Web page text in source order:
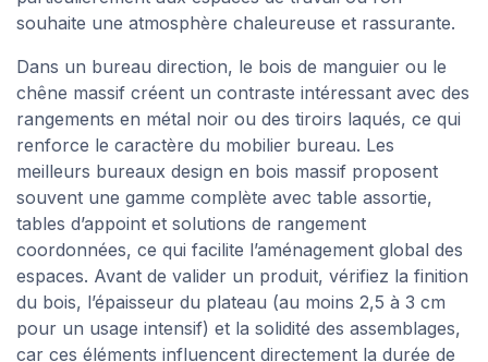
souhaite une atmosphère chaleureuse et rassurante.
Dans un bureau direction, le bois de manguier ou le
chêne massif créent un contraste intéressant avec des
rangements en métal noir ou des tiroirs laqués, ce qui
renforce le caractère du mobilier bureau. Les
meilleurs bureaux design en bois massif proposent
souvent une gamme complète avec table assortie,
tables d’appoint et solutions de rangement
coordonnées, ce qui facilite l’aménagement global des
espaces. Avant de valider un produit, vérifiez la finition
du bois, l’épaisseur du plateau (au moins 2,5 à 3 cm
pour un usage intensif) et la solidité des assemblages,
car ces éléments influencent directement la durée de